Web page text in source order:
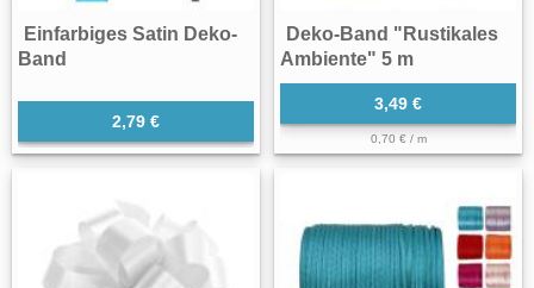
Einfarbiges Satin Deko-
Band
2,79 €
Deko-Band "Rustikales
Ambiente" 5 m
3,49 €
0,70 € / m